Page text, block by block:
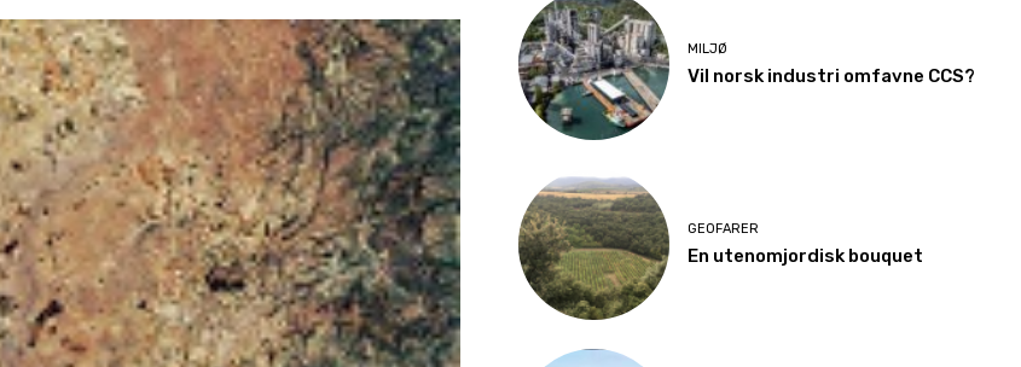
MILJØ
Vil norsk industri omfavne CCS?
GEOFARER
En utenomjordisk bouquet